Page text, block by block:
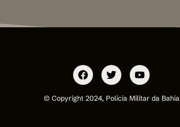
© Copyright 2024, Polícia Militar da Bahia